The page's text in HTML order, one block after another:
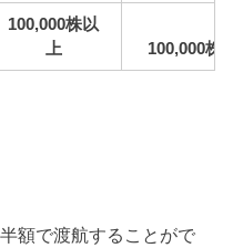
100,000株以
上
100,000株
額で渡航することがで